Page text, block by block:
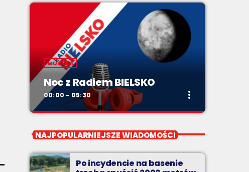
MUZYKA
Noc z Radiem BIELSKO
00:00 - 05:30 more_vert
Noc z Radiem BIELSKO
to właśnie nocą można "upolować" na naszej
antenie prawdziwe muzyczne perełki.
NAJPOPULARNIEJSZE WIADOMOŚCI
Po incydencie na basenie